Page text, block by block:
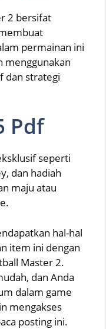
2 bersifat
permainan ini
menggunakan
dan strategi
Pdf
seperti
dan hadiah
maju atau
hal-hal
item ini dengan
Master 2.
dan Anda
dalam game
mengakses
posting ini.